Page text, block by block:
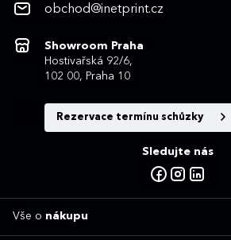
obchod@inetprint.cz
Showroom Praha
Hostivařská 92/6,
102 00, Praha 10
Rezervace termínu schůzky
Sledujte nás
Vše o nákupu